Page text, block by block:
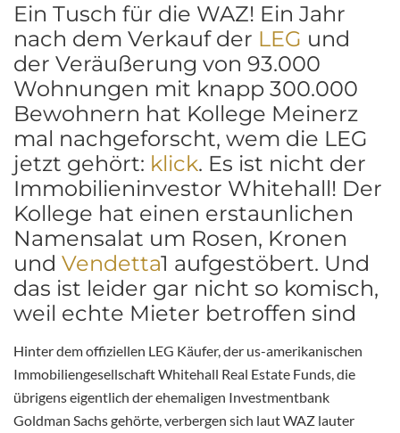
Ein Tusch für die WAZ! Ein Jahr
nach dem Verkauf der LEG und
der Veräußerung von 93.000
Wohnungen mit knapp 300.000
Bewohnern hat Kollege Meinerz
mal nachgeforscht, wem die LEG
jetzt gehört: klick. Es ist nicht der
Immobilieninvestor Whitehall! Der
Kollege hat einen erstaunlichen
Namensalat um Rosen, Kronen
und Vendetta1 aufgestöbert. Und
das ist leider gar nicht so komisch,
weil echte Mieter betroffen sind
Hinter dem offiziellen LEG Käufer, der us-amerikanischen
Immobiliengesellschaft Whitehall Real Estate Funds, die
übrigens eigentlich der ehemaligen Investmentbank
Goldman Sachs gehörte, verbergen sich laut WAZ lauter